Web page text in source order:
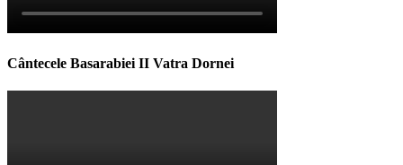
Cântecele Basarabiei II Vatra Dornei